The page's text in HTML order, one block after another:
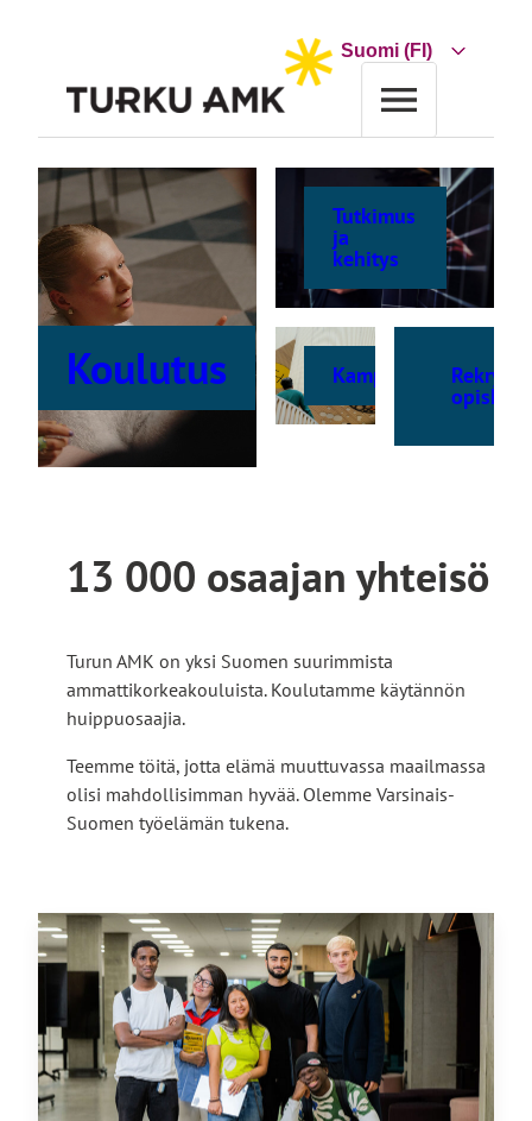
Choose
Koulutus
Tutkimus
ja
kehitys
Kampukset Rekrytoi
13 000 osaajan yhteisö
Turun AMK on yksi Suomen suurimmista
ammattikorkeakouluista. Koulutamme käytännön
huippuosaajia.
Teemme töitä, jotta elämä muuttuvassa maailmassa
olisi mahdollisimman hyvää. Olemme Varsinais-
Suomen työelämän tukena.